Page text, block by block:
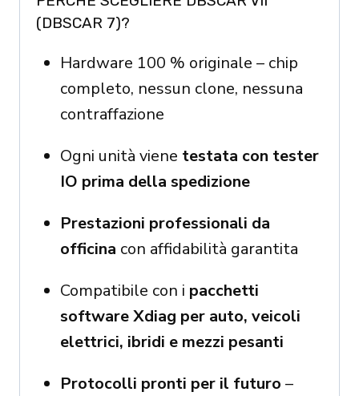
(DBSCAR 7)?
Hardware 100 % originale – chip
completo, nessun clone, nessuna
contraffazione
Ogni unità viene testata con tester
IO prima della spedizione
Prestazioni professionali da
officina con affidabilità garantita
Compatibile con i pacchetti
software Xdiag per auto, veicoli
elettrici, ibridi e mezzi pesanti
Protocolli pronti per il futuro –